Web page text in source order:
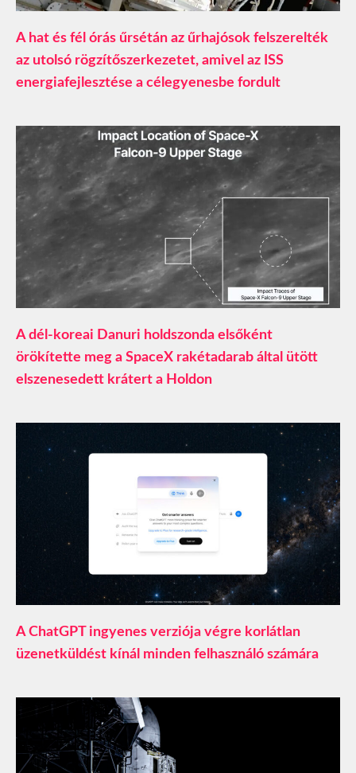
A hat és fél órás űrsétán az űrhajósok felszerelték
az utolsó rögzítőszerkezetet, amivel az ISS
energiafejlesztése a célegyenesbe fordult
A dél-koreai Danuri holdszonda elsőként
örökítette meg a SpaceX rakétadarab által ütött
elszenesedett krátert a Holdon
A ChatGPT ingyenes verziója végre korlátlan
üzenetküldést kínál minden felhasználó számára